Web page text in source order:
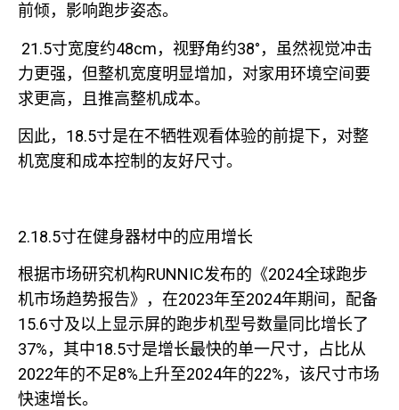
前倾，影响跑步姿态。
21.5寸宽度约48cm，视野角约38°，虽然视觉冲击
力更强，但整机宽度明显增加，对家用环境空间要
求更高，且推高整机成本。
因此，18.5寸是在不牺牲观看体验的前提下，对整
机宽度和成本控制的友好尺寸。
2.18.5寸在健身器材中的应用增长
根据市场研究机构RUNNIC发布的《2024全球跑步
机市场趋势报告》，在2023年至2024年期间，配备
15.6寸及以上显示屏的跑步机型号数量同比增长了
37%，其中18.5寸是增长最快的单一尺寸，占比从
2022年的不足8%上升至2024年的22%，该尺寸市场
快速增长。